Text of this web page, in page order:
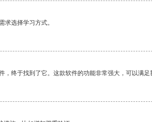
求选择学习方式。
终于找到了它。这款软件的功能非常强大，可以满